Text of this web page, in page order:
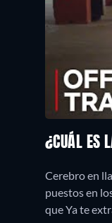
¿CUÁL ES
Cerebro en
puestos en
que Ya te